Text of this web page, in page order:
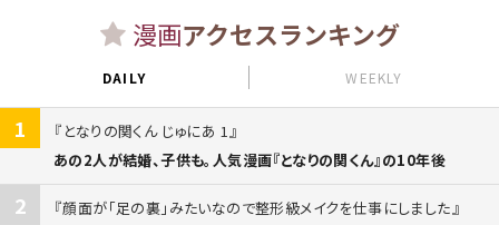
漫画アクセスランキング
DAILY WEEKLY
1
となりの関くん じゅにあ 1
あの2人が結婚、子供も。人気漫画『となりの関くん』の10年後
2
顔面が「足の裏」みたいなので整形級メイクを仕事にしました